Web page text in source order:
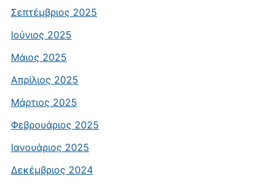
Σεπτέμβριος 2025
Ιούνιος 2025
Μάιος 2025
Απρίλιος 2025
Μάρτιος 2025
Φεβρουάριος 2025
Ιανουάριος 2025
Δεκέμβριος 2024